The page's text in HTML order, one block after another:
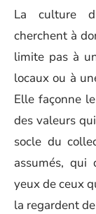
La culture
cherchent à
limite pas à
locaux ou à
Elle façonne
des valeurs
socle du
assumés, qui
yeux de ceux
la regardent